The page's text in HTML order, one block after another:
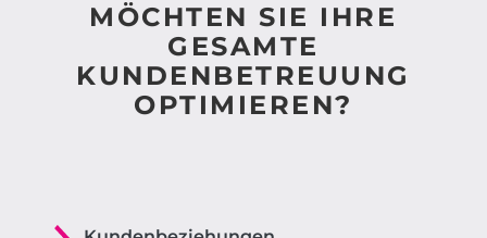
MÖCHTEN SIE IHRE
GESAMTE
KUNDENBETREUUNG
OPTIMIEREN?